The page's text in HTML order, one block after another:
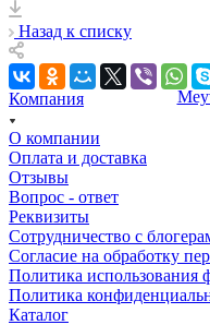
Назад к списку
Компания
О компании
Оплата и доставка
Отзывы
Вопрос - ответ
Реквизиты
Сотрудничество с
Согласие на обработку
Политика использования
Политика
Каталог